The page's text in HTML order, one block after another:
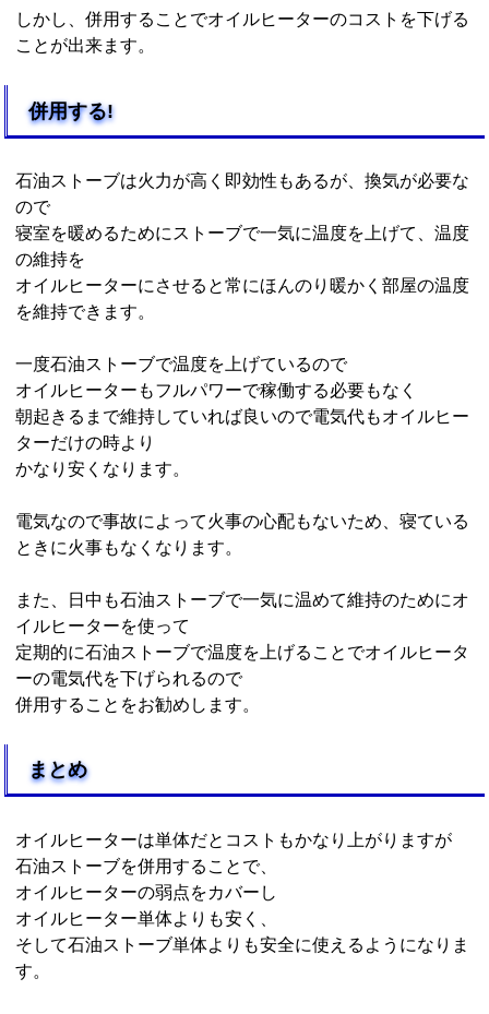
しかし、併用することでオイルヒーターのコストを下げる
ことが出来ます。
併用する!
石油ストーブは火力が高く即効性もあるが、換気が必要な
ので
寝室を暖めるためにストーブで一気に温度を上げて、温度
の維持を
オイルヒーターにさせると常にほんのり暖かく部屋の温度
を維持できます。
一度石油ストーブで温度を上げているので
オイルヒーターもフルパワーで稼働する必要もなく
朝起きるまで維持していれば良いので電気代もオイルヒー
ターだけの時より
かなり安くなります。
電気なので事故によって火事の心配もないため、寝ている
ときに火事もなくなります。
また、日中も石油ストーブで一気に温めて維持のためにオ
イルヒーターを使って
定期的に石油ストーブで温度を上げることでオイルヒータ
ーの電気代を下げられるので
併用することをお勧めします。
まとめ
オイルヒーターは単体だとコストもかなり上がりますが
石油ストーブを併用することで、
オイルヒーターの弱点をカバーし
オイルヒーター単体よりも安く、
そして石油ストーブ単体よりも安全に使えるようになりま
す。